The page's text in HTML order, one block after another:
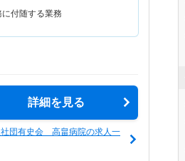
付随する業務
詳細を見る
社団有史会 高畠病院の求人一